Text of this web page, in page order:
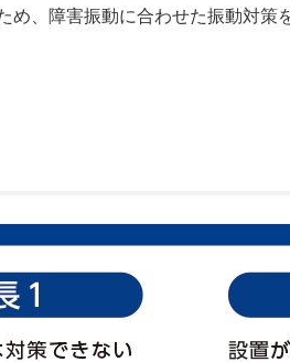
め、障害振動に合わせた振動対策